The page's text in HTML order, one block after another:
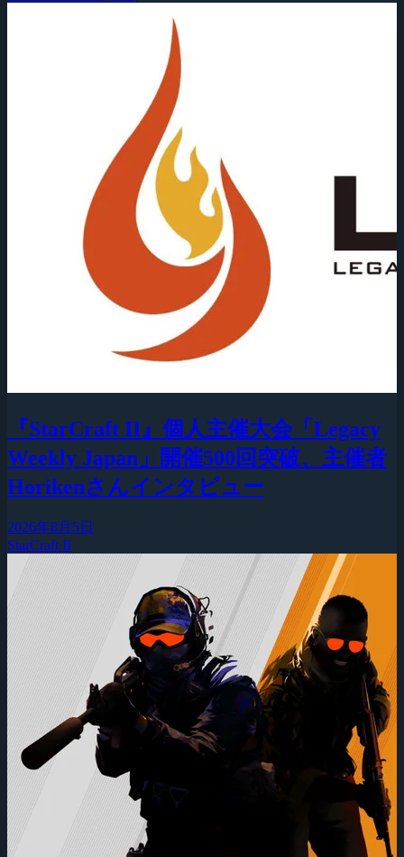
『StarCraft II』個人主催大会「Legacy
Weekly Japan」開催500回突破、主催者
Horikenさんインタビュー
2026年8月5日
StarCraft II